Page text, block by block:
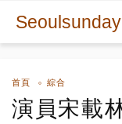
Seoulsunday
首頁 綜合
演員宋載